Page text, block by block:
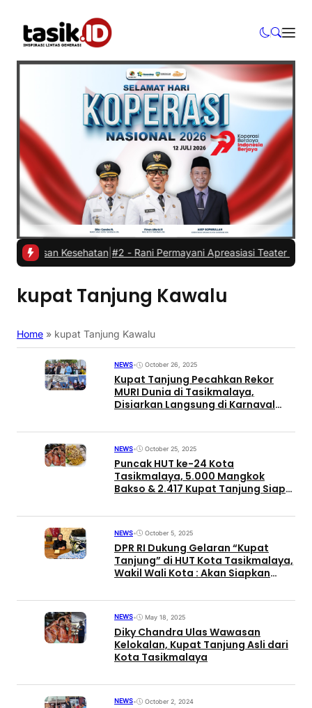
Kesehatan|#2 -Rani Permayani Apreasiasi Teater Gawe
kupat Tanjung Kawalu
Home » kupat Tanjung Kawalu
NEWS• October 26, 2025
Kupat Tanjung Pecahkan Rekor
MURI Dunia di Tasikmalaya,
Disiarkan Langsung di Karnaval
NEWS• October 25, 2025
Puncak HUT ke-24 Kota
Tasikmalaya, 5.000 Mangkok
Bakso & 2.417 Kupat Tanjung Siap
NEWS• October 5, 2025
DPR RI Dukung Gelaran “Kupat
Tanjung” di HUT Kota Tasikmalaya,
Wakil Wali Kota : Akan Siapkan
NEWS• May 18, 2025
Diky Chandra Ulas Wawasan
Kelokalan, Kupat Tanjung Asli dari
Kota Tasikmalaya
NEWS• October 2, 2024